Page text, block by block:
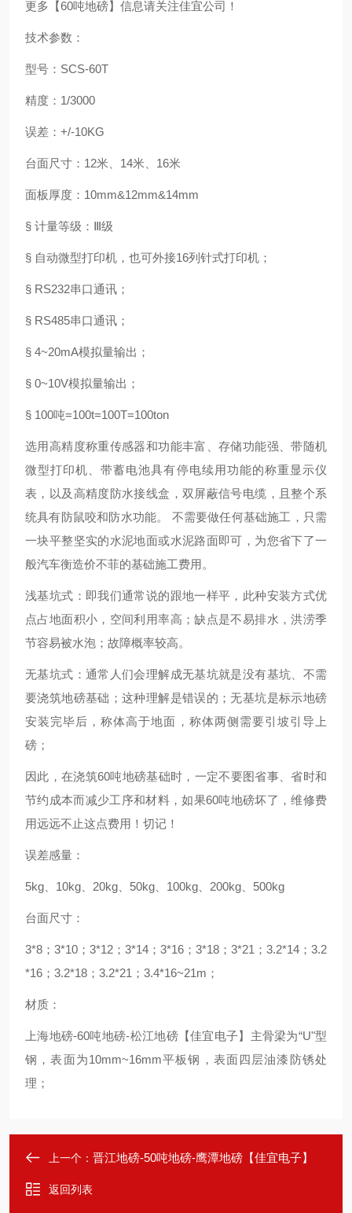
更多【60吨地磅】信息请关注佳宜公司！
技术参数：
型号：SCS-60T
精度：1/3000
误差：+/-10KG
台面尺寸：12米、14米、16米
面板厚度：10mm&12mm&14mm
§ 计量等级：Ⅲ级
§ 自动微型打印机，也可外接16列针式打印机；
§ RS232串口通讯；
§ RS485串口通讯；
§ 4~20mA模拟量输出；
§ 0~10V模拟量输出；
§ 100吨=100t=100T=100ton
选用高精度称重传感器和功能丰富、存储功能强、带随机
微型打印机、带蓄电池具有停电续用功能的称重显示仪
表，以及高精度防水接线盒，双屏蔽信号电缆，且整个系
统具有防鼠咬和防水功能。 不需要做任何基础施工，只需
一块平整坚实的水泥地面或水泥路面即可，为您省下了一
般汽车衡造价不菲的基础施工费用。
浅基坑式：即我们通常说的跟地一样平，此种安装方式优
点占地面积小，空间利用率高；缺点是不易排水，洪涝季
节容易被水泡；故障概率较高。
无基坑式：通常人们会理解成无基坑就是没有基坑、不需
要浇筑地磅基础；这种理解是错误的；无基坑是标示地磅
安装完毕后，称体高于地面，称体两侧需要引坡引导上
磅；
因此，在浇筑60吨地磅基础时，一定不要图省事、省时和
节约成本而减少工序和材料，如果60吨地磅坏了，维修费
用远远不止这点费用！切记！
误差感量：
5kg、10kg、20kg、50kg、100kg、200kg、500kg
台面尺寸：
3*8；3*10；3*12；3*14；3*16；3*18；3*21；3.2*14；3.2
*16；3.2*18；3.2*21；3.4*16~21m；
材质：
上海地磅-60吨地磅-松江地磅【佳宜电子】主骨梁为“U"型
钢，表面为10mm~16mm平板钢，表面四层油漆防锈处
理；
上一个： 晋江地磅-50吨地磅-鹰潭地磅【佳宜电子】
返回列表